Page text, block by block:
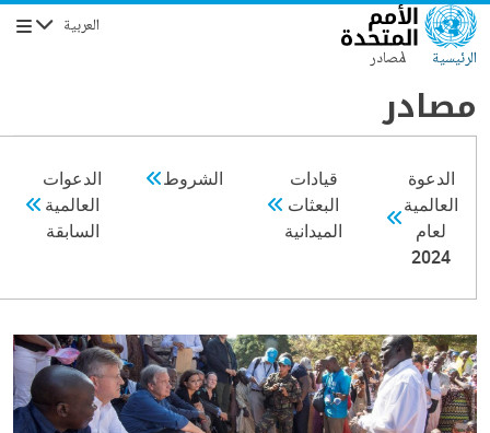
تجاوز إلى المحتوى الرئيسي العربية التنقل
الرئيسية مصادر
مصادر
الدعوة
العالمية
لعام
2024
قيادات
البعثات
الميدانية
الشروط
الدعوات
العالمية
السابقة